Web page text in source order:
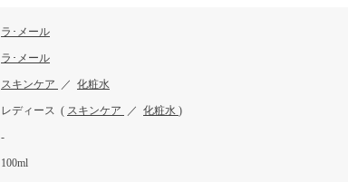
ラ･メール
ラ･メール
スキンケア ／ 化粧水
レディース ( スキンケア ／ 化粧水 )
-
100ml